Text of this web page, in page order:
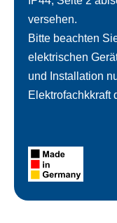
versehen.
Bitte beachten
elektrischen
und Installation
Elektrofachkkraft